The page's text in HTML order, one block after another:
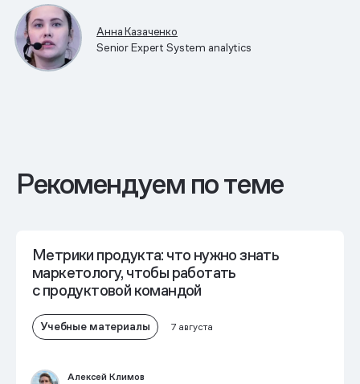
Анна Казаченко
Senior Expert System analytics
Рекомендуем по теме
Метрики продукта: что нужно знать
маркетологу, чтобы работать
с продуктовой командой
Учебные материалы 7 августа
Алексей Климов